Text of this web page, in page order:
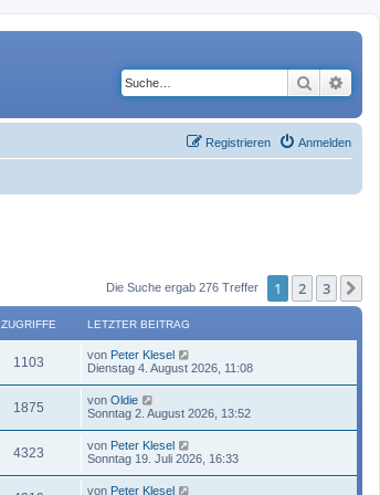
Suche
Anmelden
Registrieren
Die Suche ergab 276 Treffer 1 2 3
ZUGRIFFE LETZTER BEITRAG
1103 von Peter Klesel
Dienstag 4. August 2026, 11:08
1875 von Oldie
Sonntag 2. August 2026, 13:52
4323 von Peter Klesel
Sonntag 19. Juli 2026, 16:33
von Peter Klesel